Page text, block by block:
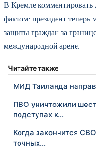
В Кремле комментировать
фактом: президент теперь
защиты граждан за
международной арене.
Читайте также
МИД Таиланда
ПВО уничтожили
подступах к…
Когда закончится
точных…